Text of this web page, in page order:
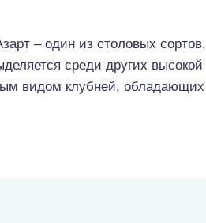
– один из столовых сортов,
среди других высокой
видом клубней, обладающих